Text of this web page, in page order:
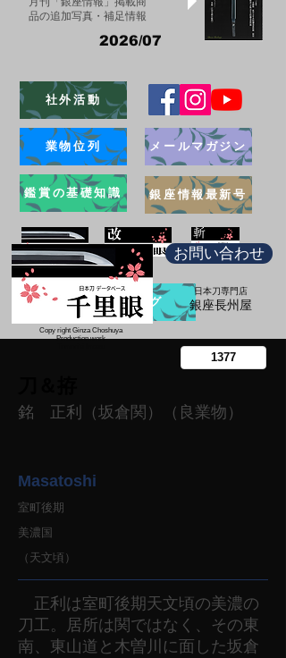
品の追加写真・補足情報
2026/07
社外活動
業物位列
鑑賞の基礎知識
メールマガジン
銀座情報最新号
ブログ
お問い合わせ
日本刀専門店
​銀座長州屋
Copy right Ginza Choshuya
Production work
銘 正利（坂倉関）（良業物）
Masatoshi
室町後期
美濃国
（天文頃）
正利は室町後期天文頃の美濃の
刀工。居所は関ではなく、その東
南、東山道と木曽川に面した坂倉